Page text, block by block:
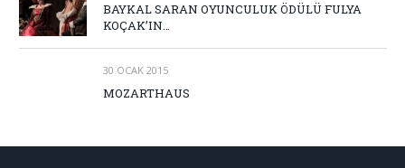
BAYKAL SARAN OYUNCULUK ÖDÜLÜ FULYA
KOÇAK’IN…
30 OCAK 2015
MOZARTHAUS